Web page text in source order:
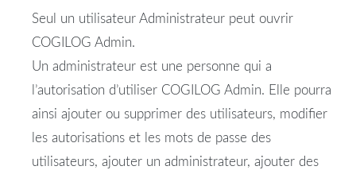
Seul un utilisateur Administrateur peut ouvrir
COGILOG Admin.
Un administrateur est une personne qui a
l’autorisation d’utiliser COGILOG Admin. Elle pourra
ainsi ajouter ou supprimer des utilisateurs, modifier
les autorisations et les mots de passe des
utilisateurs, ajouter un administrateur, ajouter des